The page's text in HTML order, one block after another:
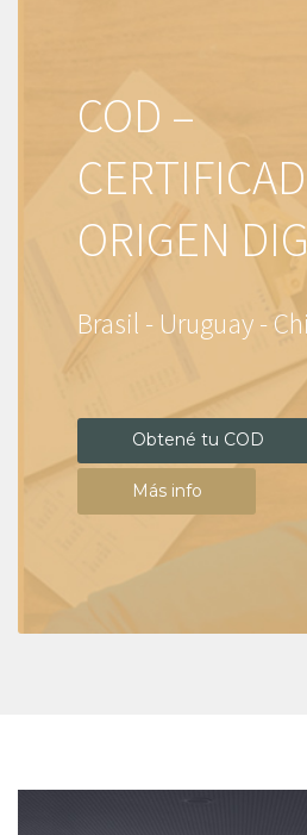
COD –
ORIGEN
Brasil - Uruguay -
Obtené tu COD
Más info